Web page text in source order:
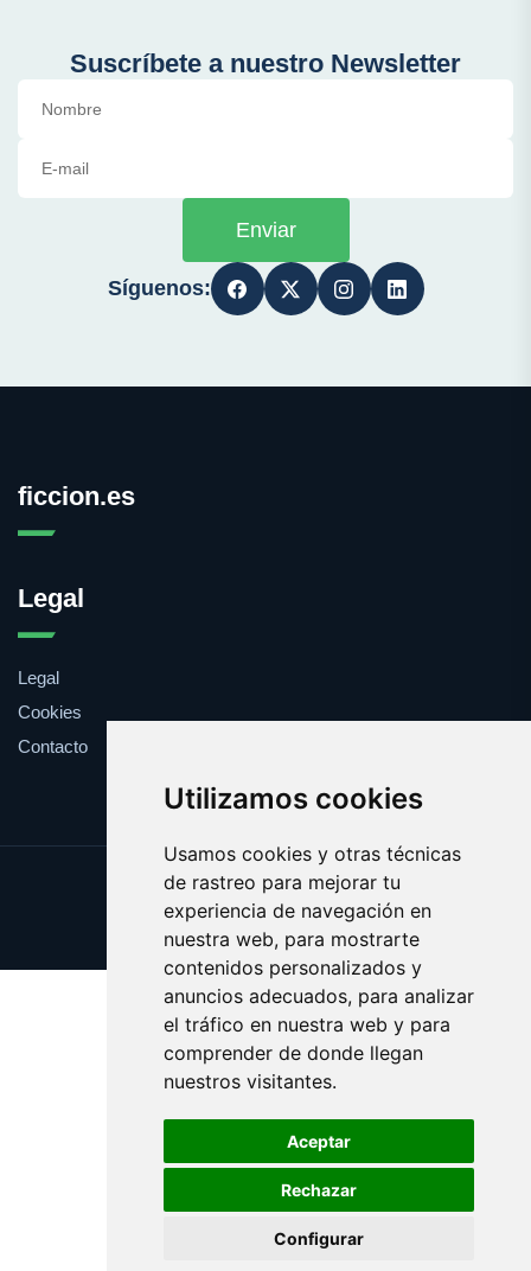
Utilizamos cookies
Usamos cookies y otras técnicas
de rastreo para mejorar tu
experiencia de navegación en
nuestra web, para mostrarte
contenidos personalizados y
anuncios adecuados, para analizar
el tráfico en nuestra web y para
comprender de donde llegan
nuestros visitantes.
Aceptar
Rechazar
Configurar
Suscríbete a nuestro Newsletter
Enviar
Síguenos:
ficcion.es
Legal
Legal
Cookies
Contacto
Update cookies preferences
Copyright © 2025 ficcion.es